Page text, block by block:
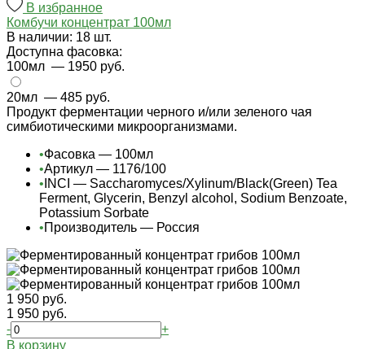
В избранное
Комбучи концентрат 100мл
В наличии: 18 шт.
Доступна фасовка:
100мл — 1950 руб.
20мл — 485 руб.
Продукт ферментации черного и/или зеленого чая
симбиотическими микроорганизмами.
•Фасовка — 100мл
•Артикул — 1176/100
• INCI — Saccharomyces/Xylinum/Black(Green) Tea
Ferment, Glycerin, Benzyl alcohol, Sodium Benzoate,
Potassium Sorbate
•Производитель — Россия
1 950 руб.
1 950 руб.
-
+
В корзину